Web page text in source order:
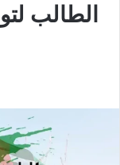
الطالب